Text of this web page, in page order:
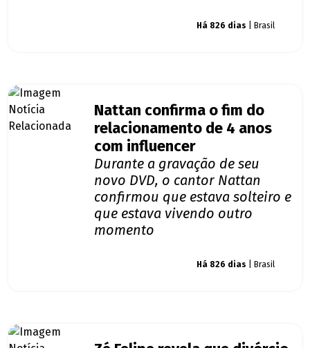
Há 826 dias | Brasil
Nattan confirma o fim do
relacionamento de 4 anos
com influencer
Durante a gravação de seu
novo DVD, o cantor Nattan
confirmou que estava solteiro e
que estava vivendo outro
momento
Há 826 dias | Brasil